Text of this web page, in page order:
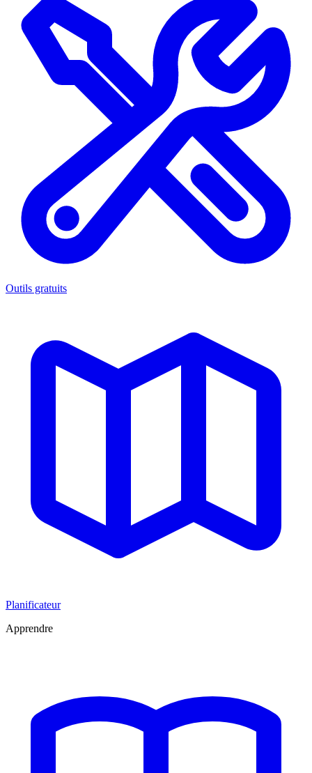
Outils gratuits
Planificateur
Apprendre